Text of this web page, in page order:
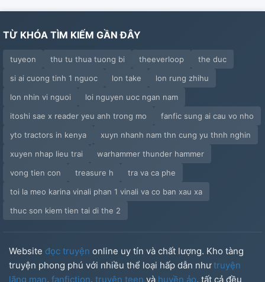
TỪ KHÓA TÌM KIẾM GẦN ĐÂY
tuyeon thu tu thua tuong bi theeverloop
the duc
si ai cuong tinh 1 nguoc
lon take
lon rung zhihu
lon nhin vi nguoi
loi nguyen uoc ngan nam
itoshi sae x reader yeu anh trong mo
fanfic sung ai cau vo nho
yto tractors in kenya
xuyn nhanh nam thn cung yu thnh nghin
xuyen nhap lieu trai
warhammer thunder hammer
vong tien con
treasure h
tra va ca phe
toi la meo karina vinali phan 1 vinali va co ban xau xa
thuc son kiem tien tai di the 2
Website đọc truyện online uy tín và chất lượng. Kho tàng
truyện phong phú với nhiều thể loại hấp dẫn nhưtruyện
lãng mạn, fanfiction, truyện teen và huyền ảo, tất cả đều